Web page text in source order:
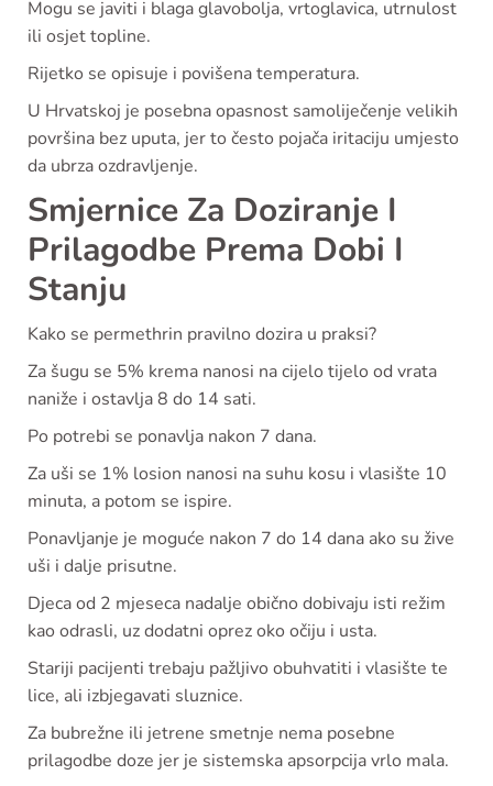
Mogu se javiti i blaga glavobolja, vrtoglavica, utrnulost
ili osjet topline.
Rijetko se opisuje i povišena temperatura.
U Hrvatskoj je posebna opasnost samoliječenje velikih
površina bez uputa, jer to često pojača iritaciju umjesto
da ubrza ozdravljenje.
Smjernice Za Doziranje I
Prilagodbe Prema Dobi I
Stanju
Kako se permethrin pravilno dozira u praksi?
Za šugu se 5% krema nanosi na cijelo tijelo od vrata
naniže i ostavlja 8 do 14 sati.
Po potrebi se ponavlja nakon 7 dana.
Za uši se 1% losion nanosi na suhu kosu i vlasište 10
minuta, a potom se ispire.
Ponavljanje je moguće nakon 7 do 14 dana ako su žive
uši i dalje prisutne.
Djeca od 2 mjeseca nadalje obično dobivaju isti režim
kao odrasli, uz dodatni oprez oko očiju i usta.
Stariji pacijenti trebaju pažljivo obuhvatiti i vlasište te
lice, ali izbjegavati sluznice.
Za bubrežne ili jetrene smetnje nema posebne
prilagodbe doze jer je sistemska apsorpcija vrlo mala.